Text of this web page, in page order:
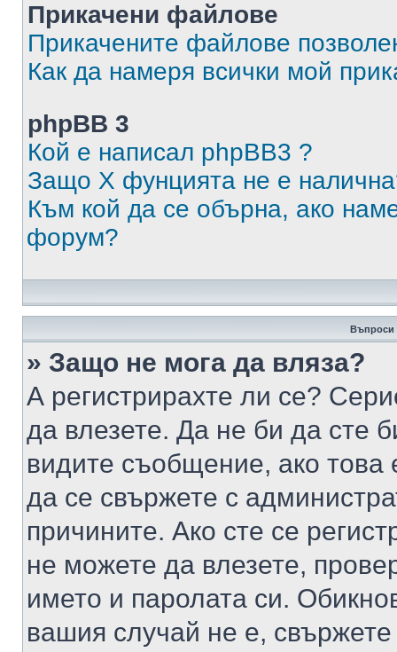
Прикачени файлове
Прикачените файлове
Как да намеря всички мой
phpBB 3
Кой е написал phpBB3 ?
Защо X фунцията не е
Към кой да се обърна, ако
форум?
Въпроси
» Защо не мога да вляза?
А регистрирахте ли се?
да влезете. Да не би да сте
видите съобщение, ако това
да се свържете с
причините. Ако сте се
не можете да влезете,
името и паролата си.
вашия случай не е,